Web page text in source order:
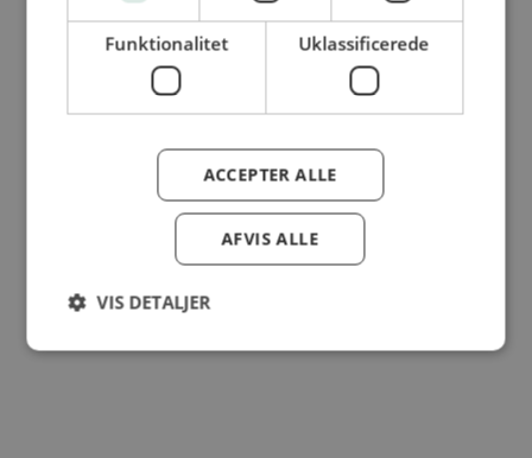
Funktionalitet Uklassificerede
ACCEPTER ALLE
AFVIS ALLE
VIS DETALJER